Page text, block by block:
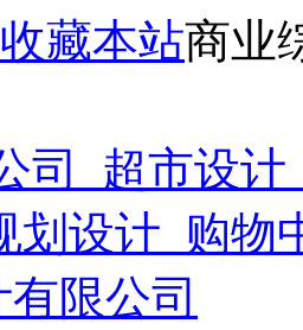
收藏本站商业